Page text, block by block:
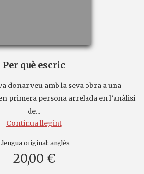
Per què escric
donar veu amb la seva obra a una
primera persona arrelada en l’anàlisi
de...
Continua llegint
original: anglès
20,00 €